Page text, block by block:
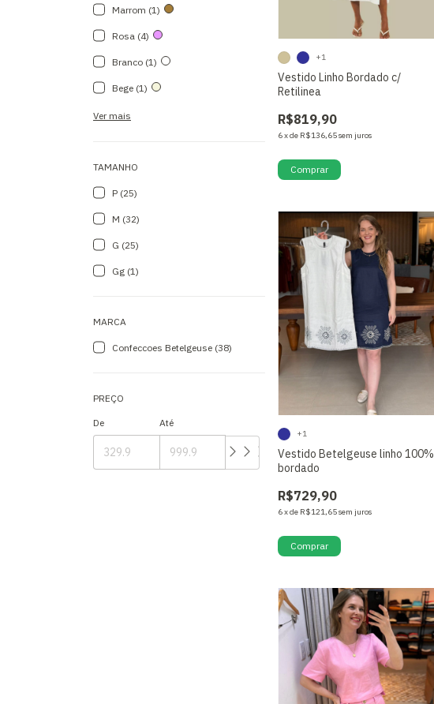
Marrom (1)
Rosa (4)
Branco (1)
Bege (1)
Ver mais
TAMANHO
P (25)
M (32)
G (25)
Gg (1)
MARCA
Confeccoes Betelgeuse (38)
PREÇO
De Até
Vestido Linho Bordado c/
Retilinea
R$819,90
6xde R$136,65sem juros
+1
Comprar
Vestido Betelgeuse linho 100%
bordado
R$729,90
6xde R$121,65sem juros
+1
Comprar